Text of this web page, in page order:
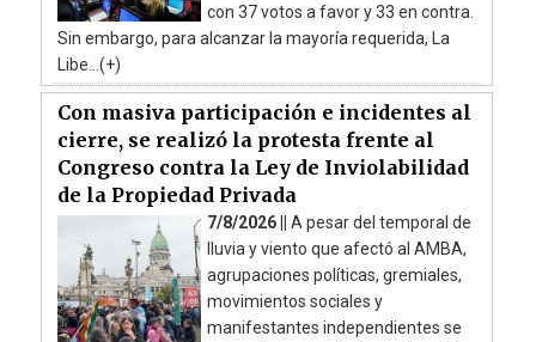
con 37 votos a favor y 33 en contra.
Sin embargo, para alcanzar la mayoría requerida, La
Libe...(+)
Con masiva participación e incidentes al
cierre, se realizó la protesta frente al
Congreso contra la Ley de Inviolabilidad
de la Propiedad Privada
7/8/2026 || A pesar del temporal de
lluvia y viento que afectó al AMBA,
agrupaciones políticas, gremiales,
movimientos sociales y
manifestantes independientes se